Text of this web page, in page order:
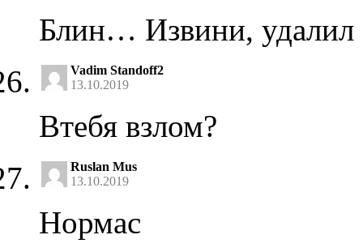
Блин… Извини, удалил
Vadim Standoff2
13.10.2019
Втебя взлом?
Ruslan Mus
13.10.2019
Нормас